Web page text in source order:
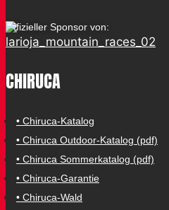
Offizieller Sponsor von:
CHIRUCA
• Chiruca-Katalog
• Chiruca Outdoor-Katalog (pdf)
• Chiruca Sommerkatalog (pdf)
• Chiruca-Garantie
• Chiruca-Wald